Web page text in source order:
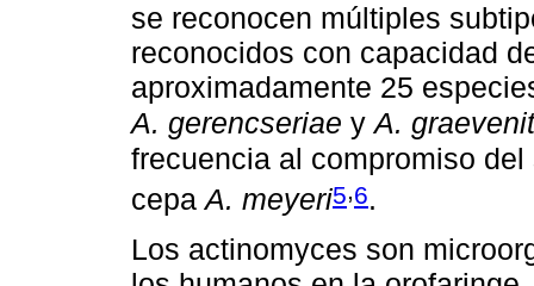
se reconocen múltiples
reconocidos con capacidad
aproximadamente 25
A. gerencseriae yA.
frecuencia al compromiso
cepaA. meyeri5,6.
Los actinomyces son